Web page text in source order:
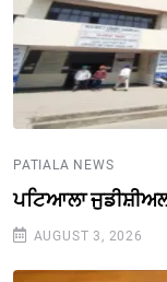
PATIALA NEWS
ਪਟਿਆਲਾ
AUGUST 3, 2026